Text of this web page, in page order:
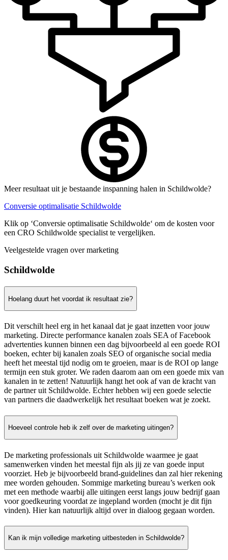
Meer resultaat uit je bestaande inspanning halen in Schildwolde?
Conversie optimalisatie Schildwolde
Klik op ‘Conversie optimalisatie Schildwolde‘ om de kosten voor
een CRO Schildwolde specialist te vergelijken.
Veelgestelde vragen over marketing
Schildwolde
Hoelang duurt het voordat ik resultaat zie?
Dit verschilt heel erg in het kanaal dat je gaat inzetten voor jouw
marketing. Directe performance kanalen zoals SEA of Facebook
advertenties kunnen binnen een dag bijvoorbeeld al een goede ROI
boeken, echter bij kanalen zoals SEO of organische social media
heeft het meestal tijd nodig om te groeien, maar is de ROI op lange
termijn een stuk groter. We raden daarom aan om een goede mix van
kanalen in te zetten! Natuurlijk hangt het ook af van de kracht van
de partner uit Schildwolde. Echter hebben wij een goede selectie
van partners die daadwerkelijk het resultaat boeken wat je zoekt.
Hoeveel controle heb ik zelf over de marketing uitingen?
De marketing professionals uit Schildwolde waarmee je gaat
samenwerken vinden het meestal fijn als jij ze van goede input
voorziet. Heb je bijvoorbeeld brand-guidelines dan zal hier rekening
mee worden gehouden. Sommige marketing bureau’s werken ook
met een methode waarbij alle uitingen eerst langs jouw bedrijf gaan
voor goedkeuring voordat ze ingepland worden (mocht je dit fijn
vinden). Hier kan natuurlijk altijd over in dialoog gegaan worden.
Kan ik mijn volledige marketing uitbesteden in Schildwolde?